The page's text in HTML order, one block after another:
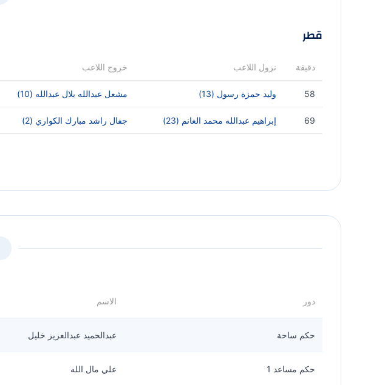
قطر
دقيقة نزول اللاعب خروج اللاعب
58 وليد حمزة رسول (13) مشعل عبدالله بلال عبدالله (10)
69 إبراهيم عبدالله محمد الغانم (23) جفال راشد مبارك الكواري (2)
دور الاسم
حكم ساحة عبدالحميد عبدالعزيز خليل
حكم مساعد 1 علي مال الله